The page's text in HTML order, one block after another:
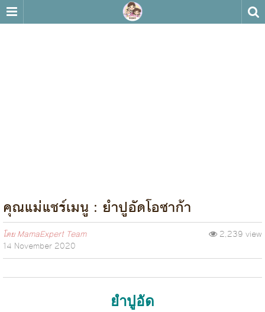
คุณแม่แชร์เมนู : ยำปูอัดโอซาก้า
โดยMamaExpert Team
14 November 2020
2,239 view
ยำปูอัด